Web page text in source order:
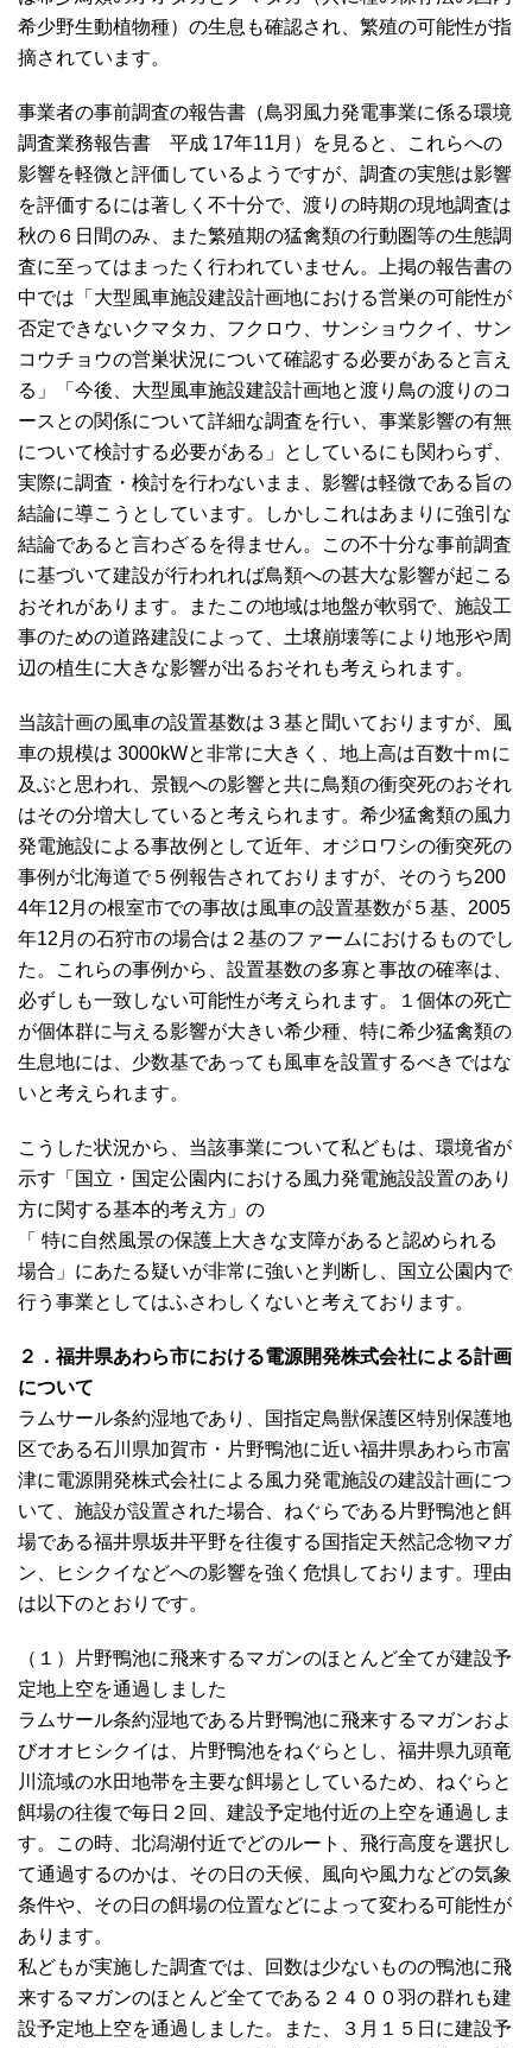
希少野生動植物種）の生息も確認され、繁殖の可能性が指
摘されています。
事業者の事前調査の報告書（鳥羽風力発電事業に係る環境
調査業務報告書 平成 17年11月）を見ると、これらへの
影響を軽微と評価しているようですが、調査の実態は影響
を評価するには著しく不十分で、渡りの時期の現地調査は
秋の６日間のみ、また繁殖期の猛禽類の行動圏等の生態調
査に至ってはまったく行われていません。上掲の報告書の
中では「大型風車施設建設計画地における営巣の可能性が
否定できないクマタカ、フクロウ、サンショウクイ、サン
コウチョウの営巣状況について確認する必要があると言え
る」「今後、大型風車施設建設計画地と渡り鳥の渡りのコ
ースとの関係について詳細な調査を行い、事業影響の有無
について検討する必要がある」としているにも関わらず、
実際に調査・検討を行わないまま、影響は軽微である旨の
結論に導こうとしています。しかしこれはあまりに強引な
結論であると言わざるを得ません。この不十分な事前調査
に基づいて建設が行われれば鳥類への甚大な影響が起こる
おそれがあります。またこの地域は地盤が軟弱で、施設工
事のための道路建設によって、土壌崩壊等により地形や周
辺の植生に大きな影響が出るおそれも考えられます。
当該計画の風車の設置基数は３基と聞いておりますが、風
車の規模は 3000kWと非常に大きく、地上高は百数十ｍに
及ぶと思われ、景観への影響と共に鳥類の衝突死のおそれ
はその分増大していると考えられます。希少猛禽類の風力
発電施設による事故例として近年、オジロワシの衝突死の
事例が北海道で５例報告されておりますが、そのうち200
4年12月の根室市での事故は風車の設置基数が５基、2005
年12月の石狩市の場合は２基のファームにおけるものでし
た。これらの事例から、設置基数の多寡と事故の確率は、
必ずしも一致しない可能性が考えられます。１個体の死亡
が個体群に与える影響が大きい希少種、特に希少猛禽類の
生息地には、少数基であっても風車を設置するべきではな
いと考えられます。
こうした状況から、当該事業について私どもは、環境省が
示す「国立・国定公園内における風力発電施設設置のあり
方に関する基本的考え方」の
「 特に自然風景の保護上大きな支障があると認められる
場合」にあたる疑いが非常に強いと判断し、国立公園内で
行う事業としてはふさわしくないと考えております。
２．福井県あわら市における電源開発株式会社による計画
について
ラムサール条約湿地であり、国指定鳥獣保護区特別保護地
区である石川県加賀市・片野鴨池に近い福井県あわら市富
津に電源開発株式会社による風力発電施設の建設計画につ
いて、施設が設置された場合、ねぐらである片野鴨池と餌
場である福井県坂井平野を往復する国指定天然記念物マガ
ン、ヒシクイなどへの影響を強く危惧しております。理由
は以下のとおりです。
（１）片野鴨池に飛来するマガンのほとんど全てが建設予
定地上空を通過しました
ラムサール条約湿地である片野鴨池に飛来するマガンおよ
びオオヒシクイは、片野鴨池をねぐらとし、福井県九頭竜
川流域の水田地帯を主要な餌場としているため、ねぐらと
餌場の往復で毎日２回、建設予定地付近の上空を通過しま
す。この時、北潟湖付近でどのルート、飛行高度を選択し
て通過するのかは、その日の天候、風向や風力などの気象
条件や、その日の餌場の位置などによって変わる可能性が
あります。
私どもが実施した調査では、回数は少ないものの鴨池に飛
来するマガンのほとんど全てである２４００羽の群れも建
設予定地上空を通過しました。また、３月１５日に建設予